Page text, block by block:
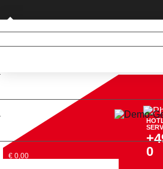
Privatkunde (nur DE)
€ 0,00
0